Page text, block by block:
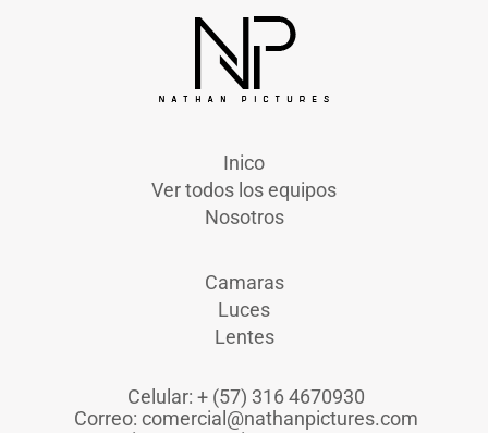
Inico
Ver todos los equipos
Nosotros
Camaras
Luces
Lentes
Celular: + (57) 316 4670930
Correo: comercial@nathanpictures.com